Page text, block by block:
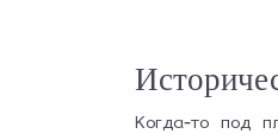
Когда-то под